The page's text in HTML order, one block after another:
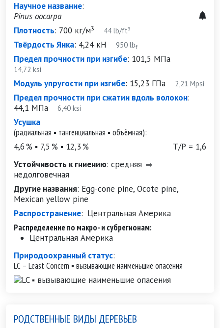
Научное название:
Pinus oocarpa
Плотность: 700 кг/м³ 44 lb/ft³
Твёрдость Янка: 4,24 кН 950 lbf
Предел прочности при изгибе: 101,5 МПа
14,72 ksi
Модуль упругости при изгибе: 15,23 ГПа 2,21 Mpsi
Предел прочности при сжатии вдоль волокон:
44,1 МПа 6,40 ksi
Усушка
(радиальная ▪ тангенциальная ▪ объёмная):
4,6 % ▪ 7,5 % ▪ 12,3 %
Т/Р = 1,6
Устойчивость к гниению: средняя
недолговечная
Другие названия: Egg-cone pine, Ocote pine,
Mexican yellow pine
Распространение: Центральная Америка
Распределение по макро- и субрегионам:
Центральная Америка
Природоохранный статус:
LC – Least Concern ▪ вызывающие наименьшие опасения
РОДСТВЕННЫЕ ВИДЫ ДЕРЕВЬЕВ